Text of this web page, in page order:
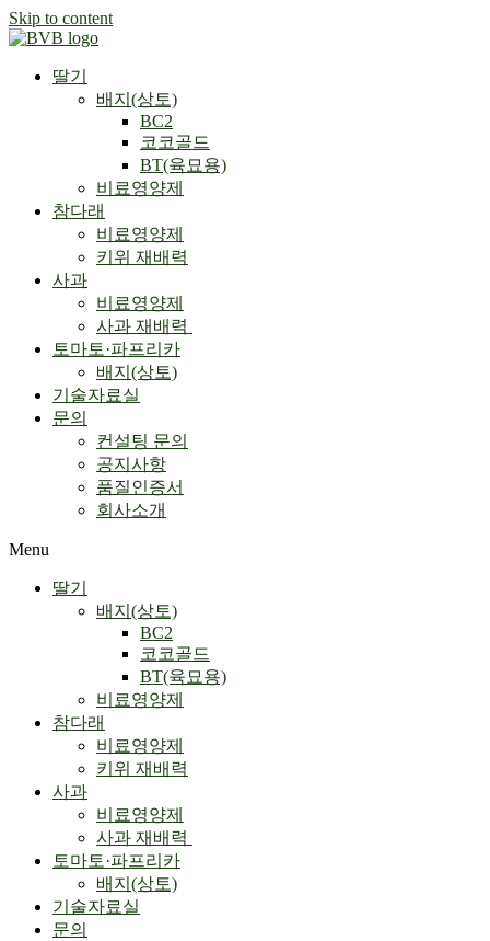
Skip to content
딸기
배지(상토)
BC2
코코골드
BT(육묘용)
비료영양제
참다래
비료영양제
키위 재배력
사과
비료영양제
사과 재배력 ​
토마토·파프리카
배지(상토)
기술자료실
문의
컨설팅 문의
공지사항
품질인증서
회사소개
Menu
딸기
배지(상토)
BC2
코코골드
BT(육묘용)
비료영양제
참다래
비료영양제
키위 재배력
사과
비료영양제
사과 재배력 ​
토마토·파프리카
배지(상토)
기술자료실
문의